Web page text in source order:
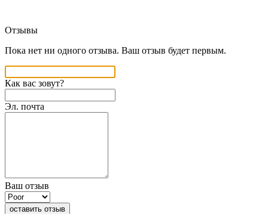
Отзывы
Пока нет ни одного отзыва. Ваш отзыв будет первым.
Как вас зовут?
Эл. почта
Ваш отзыв
оставить отзыв